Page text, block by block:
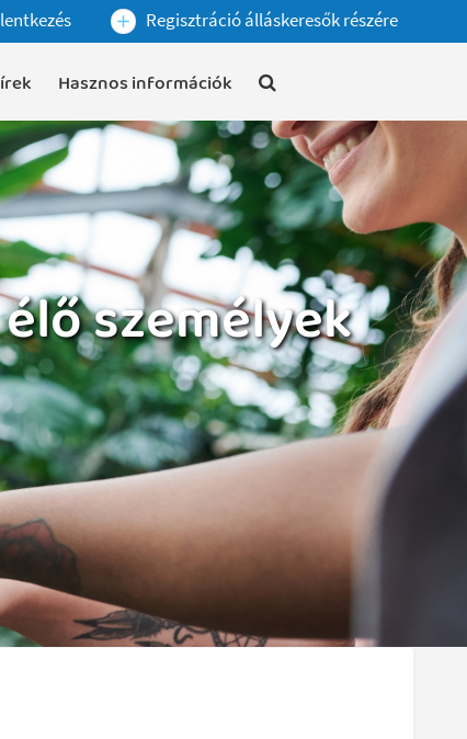
Regisztráció álláskeresők részére
Hasznos információk
személyek